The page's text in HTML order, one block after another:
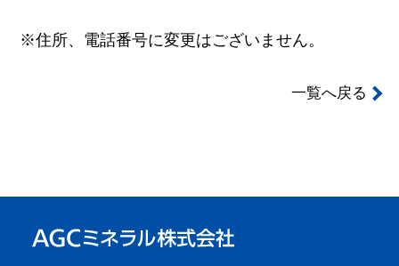
※住所、電話番号に変更はございません。
一覧へ戻る